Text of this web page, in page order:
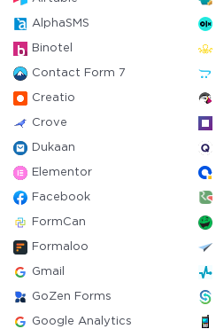
AlphaSMS
Binotel
Contact Form 7
Creatio
Crove
Dukaan
Elementor
Facebook
FormCan
Formaloo
Gmail
GoZen Forms
Google Analytics